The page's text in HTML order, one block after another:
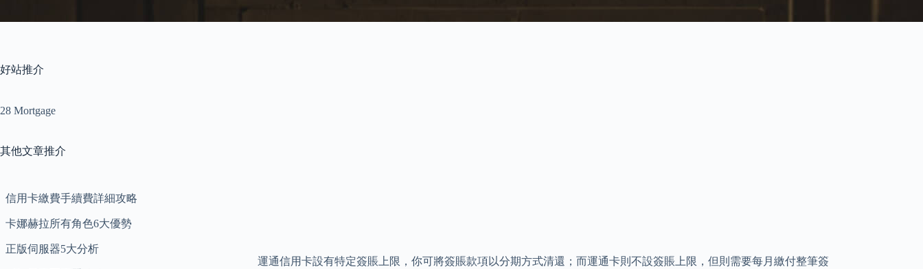
運通信用卡設有特定簽賬上限，你可將簽賬款項以分期方式清還；而運通卡則不設簽賬上限，但則需要每月繳付整筆簽
好站推介
28 Mortgage
其他文章推介
信用卡繳費手續費詳細攻略
卡娜赫拉所有角色6大優勢
正版伺服器5大分析